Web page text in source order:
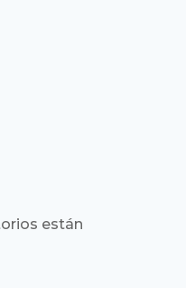
están